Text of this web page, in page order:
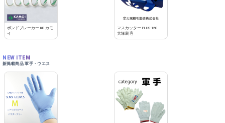
ボンドブレーカー KB カモ
イ
マスカッター PLUS-150
大塚刷毛
NEW ITEM
新掲載商品 軍手・ウエス